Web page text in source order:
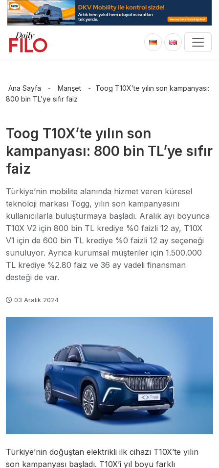
Ana Sayfa - Manşet -
Toog T10X’te yılın son kampanyası:
800 bin TL’ye sıfır faiz
Toog T10X’te yılın son
kampanyası: 800 bin TL’ye sıfır
faiz
Türkiye’nin mobilite alanında hizmet veren küresel
teknoloji markası Togg, yılın son kampanyasını
kullanıcılarla buluşturmaya başladı. Aralık ayı boyunca
T10X V2 için 800 bin TL krediye %0 faizli 12 ay, T10X
V1 için de 600 bin TL krediye %0 faizli 12 ay seçeneği
sunuluyor. Ayrıca kurumsal müşteriler için 1.500.000
TL krediye %2.80 faiz ve 36 ay vadeli finansman
desteği de var.
03 Aralık 2024
Türkiye’nin doğuştan elektrikli ilk cihazı T10X’te yılın
son kampanyası başladı. T10X’i yıl boyu farklı